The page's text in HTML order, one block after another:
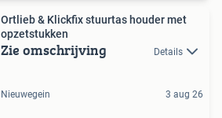
Ortlieb & Klickfix stuurtas houder met
opzetstukken
Zie omschrijving Details
Nieuwegein 3 aug 26